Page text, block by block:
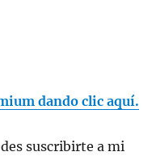
dando clic aquí.
suscribirte a mi